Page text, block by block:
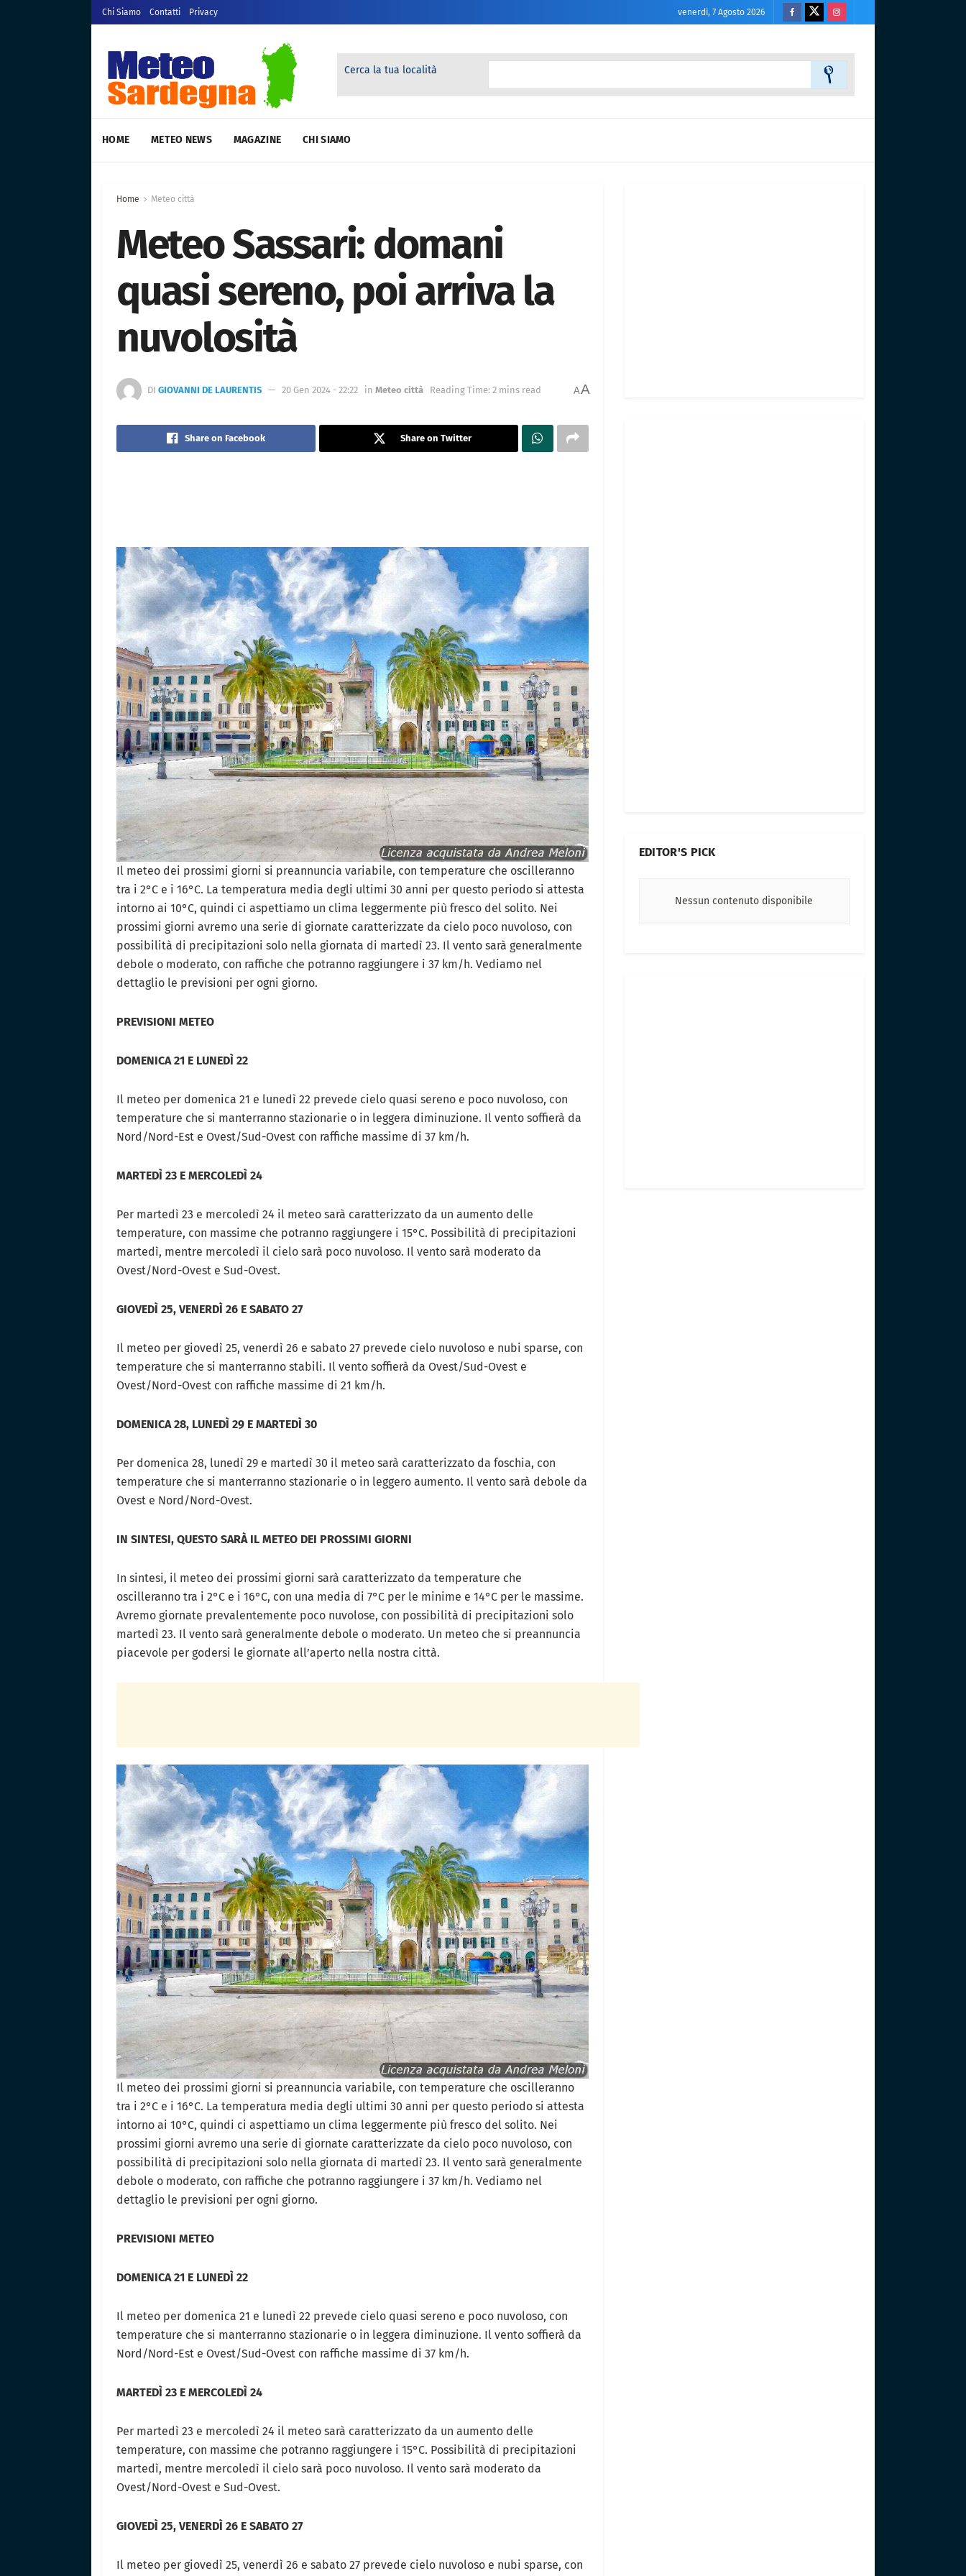
Chi Siamo Contatti Privacy venerdì, 7 Agosto 2026
Cerca la tua località
HOME METEO NEWS MAGAZINE CHI SIAMO
Home Meteo città
Meteo Sassari: domani
quasi sereno, poi arriva la
nuvolosità
DI GIOVANNI DE LAURENTIS 20 Gen 2024 - 22:22 in Meteo città Reading Time: 2 mins read AA
Share on Facebook Share on Twitter
Il meteo dei prossimi giorni si preannuncia variabile, con temperature che oscilleranno
tra i 2°C e i 16°C. La temperatura media degli ultimi 30 anni per questo periodo si attesta
intorno ai 10°C, quindi ci aspettiamo un clima leggermente più fresco del solito. Nei
prossimi giorni avremo una serie di giornate caratterizzate da cielo poco nuvoloso, con
possibilità di precipitazioni solo nella giornata di martedì 23. Il vento sarà generalmente
debole o moderato, con raffiche che potranno raggiungere i 37 km/h. Vediamo nel
dettaglio le previsioni per ogni giorno.
PREVISIONI METEO
DOMENICA 21 E LUNEDÌ 22
Il meteo per domenica 21 e lunedì 22 prevede cielo quasi sereno e poco nuvoloso, con
temperature che si manterranno stazionarie o in leggera diminuzione. Il vento soffierà da
Nord/Nord-Est e Ovest/Sud-Ovest con raffiche massime di 37 km/h.
MARTEDÌ 23 E MERCOLEDÌ 24
Per martedì 23 e mercoledì 24 il meteo sarà caratterizzato da un aumento delle
temperature, con massime che potranno raggiungere i 15°C. Possibilità di precipitazioni
martedì, mentre mercoledì il cielo sarà poco nuvoloso. Il vento sarà moderato da
Ovest/Nord-Ovest e Sud-Ovest.
GIOVEDÌ 25, VENERDÌ 26 E SABATO 27
Il meteo per giovedì 25, venerdì 26 e sabato 27 prevede cielo nuvoloso e nubi sparse, con
temperature che si manterranno stabili. Il vento soffierà da Ovest/Sud-Ovest e
Ovest/Nord-Ovest con raffiche massime di 21 km/h.
DOMENICA 28, LUNEDÌ 29 E MARTEDÌ 30
Per domenica 28, lunedì 29 e martedì 30 il meteo sarà caratterizzato da foschia, con
temperature che si manterranno stazionarie o in leggero aumento. Il vento sarà debole da
Ovest e Nord/Nord-Ovest.
IN SINTESI, QUESTO SARÀ IL METEO DEI PROSSIMI GIORNI
In sintesi, il meteo dei prossimi giorni sarà caratterizzato da temperature che
oscilleranno tra i 2°C e i 16°C, con una media di 7°C per le minime e 14°C per le massime.
Avremo giornate prevalentemente poco nuvolose, con possibilità di precipitazioni solo
martedì 23. Il vento sarà generalmente debole o moderato. Un meteo che si preannuncia
piacevole per godersi le giornate all’aperto nella nostra città.
Il meteo dei prossimi giorni si preannuncia variabile, con temperature che oscilleranno
tra i 2°C e i 16°C. La temperatura media degli ultimi 30 anni per questo periodo si attesta
intorno ai 10°C, quindi ci aspettiamo un clima leggermente più fresco del solito. Nei
prossimi giorni avremo una serie di giornate caratterizzate da cielo poco nuvoloso, con
possibilità di precipitazioni solo nella giornata di martedì 23. Il vento sarà generalmente
debole o moderato, con raffiche che potranno raggiungere i 37 km/h. Vediamo nel
dettaglio le previsioni per ogni giorno.
PREVISIONI METEO
DOMENICA 21 E LUNEDÌ 22
Il meteo per domenica 21 e lunedì 22 prevede cielo quasi sereno e poco nuvoloso, con
temperature che si manterranno stazionarie o in leggera diminuzione. Il vento soffierà da
Nord/Nord-Est e Ovest/Sud-Ovest con raffiche massime di 37 km/h.
MARTEDÌ 23 E MERCOLEDÌ 24
Per martedì 23 e mercoledì 24 il meteo sarà caratterizzato da un aumento delle
temperature, con massime che potranno raggiungere i 15°C. Possibilità di precipitazioni
martedì, mentre mercoledì il cielo sarà poco nuvoloso. Il vento sarà moderato da
Ovest/Nord-Ovest e Sud-Ovest.
GIOVEDÌ 25, VENERDÌ 26 E SABATO 27
Il meteo per giovedì 25, venerdì 26 e sabato 27 prevede cielo nuvoloso e nubi sparse, con
EDITOR'S PICK
Nessun contenuto disponibile